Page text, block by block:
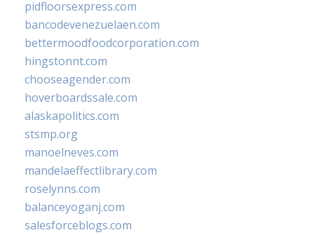
pidfloorsexpress.com
bancodevenezuelaen.com
bettermoodfoodcorporation.com
hingstonnt.com
chooseagender.com
hoverboardssale.com
alaskapolitics.com
stsmp.org
manoelneves.com
mandelaeffectlibrary.com
roselynns.com
balanceyoganj.com
salesforceblogs.com